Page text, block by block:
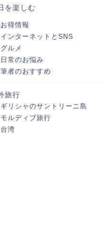
を楽しむ
お得情報
インターネットとSNS
グルメ
日常のお悩み
筆者のおすすめ
旅行
ギリシャのサントリーニ島
モルディブ旅行
台湾